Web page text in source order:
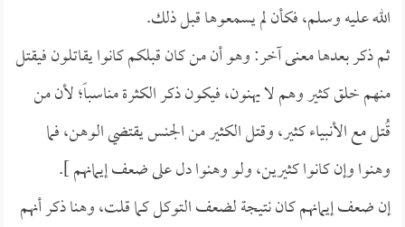
الله عليه وسلم، فكأن لم يسمعوها قبل ذلك.
ثم ذكر بعدها معنى آخر: وهو أن من كان قبلكم كانوا يقاتلون فيقتل
منهم خلق كثير وهم لا يهنون، فيكون ذكر الكثرة مناسباً؛ لأن من
قُتل مع الأنبياء كثير، وقتل الكثير من الجنس يقتضي الوهن، فما
وهنوا وإن كانوا كثيرين، ولو وهنوا دل على ضعف إيمانهم ].
إن ضعف إيمانهم كان نتيجة لضعف التوكل كما قلت، وهنا ذكر أنهم